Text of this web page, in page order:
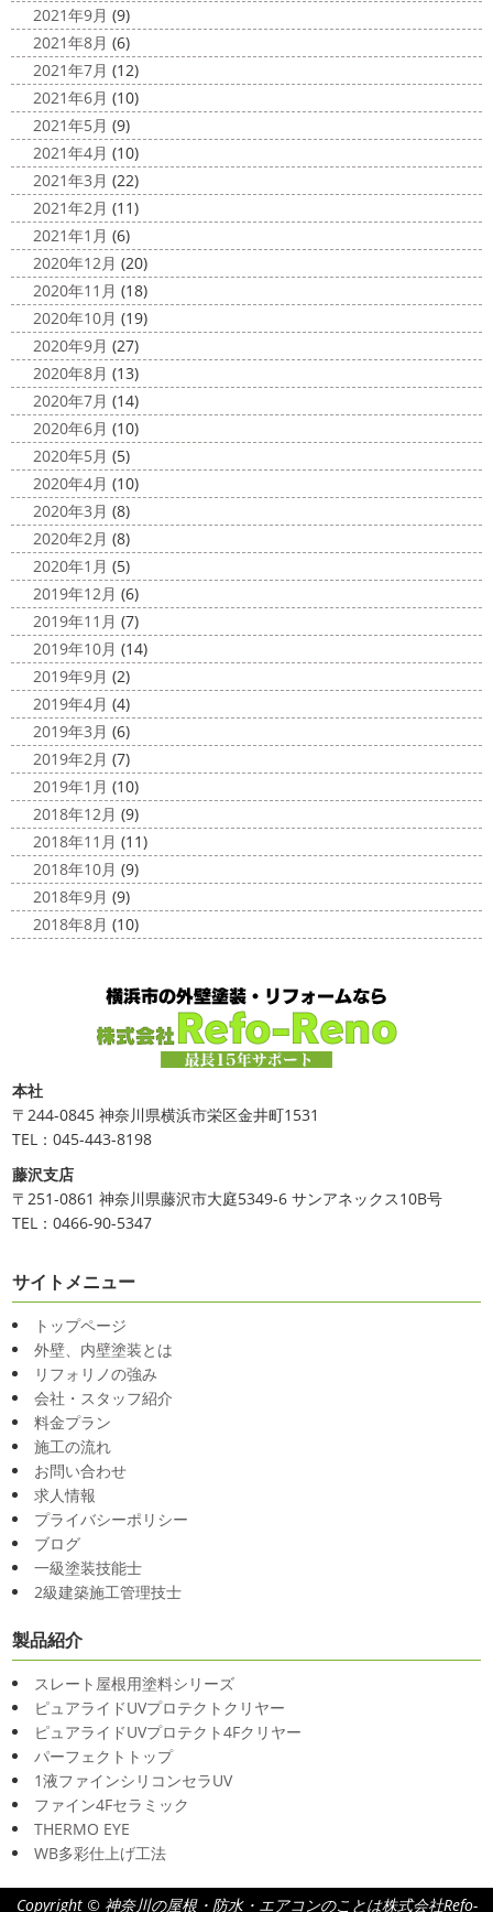
2021年9月 (9)
2021年8月 (6)
2021年7月 (12)
2021年6月 (10)
2021年5月 (9)
2021年4月 (10)
2021年3月 (22)
2021年2月 (11)
2021年1月 (6)
2020年12月 (20)
2020年11月 (18)
2020年10月 (19)
2020年9月 (27)
2020年8月 (13)
2020年7月 (14)
2020年6月 (10)
2020年5月 (5)
2020年4月 (10)
2020年3月 (8)
2020年2月 (8)
2020年1月 (5)
2019年12月 (6)
2019年11月 (7)
2019年10月 (14)
2019年9月 (2)
2019年4月 (4)
2019年3月 (6)
2019年2月 (7)
2019年1月 (10)
2018年12月 (9)
2018年11月 (11)
2018年10月 (9)
2018年9月 (9)
2018年8月 (10)
本社
〒244-0845 神奈川県横浜市栄区金井町1531
TEL：045-443-8198
藤沢支店
〒251-0861 神奈川県藤沢市大庭5349-6 サンアネックス10B号
TEL：0466-90-5347
サイトメニュー
トップページ
外壁、内壁塗装とは
リフォリノの強み
会社・スタッフ紹介
料金プラン
施工の流れ
お問い合わせ
求人情報
プライバシーポリシー
ブログ
一級塗装技能士
2級建築施工管理技士
製品紹介
スレート屋根用塗料シリーズ
ピュアライドUVプロテクトクリヤー
ピュアライドUVプロテクト4Fクリヤー
パーフェクトトップ
1液ファインシリコンセラUV
ファイン4Fセラミック
THERMO EYE
WB多彩仕上げ工法
Copyright © 神奈川の屋根・防水・エアコンのことは株式会社Refo-